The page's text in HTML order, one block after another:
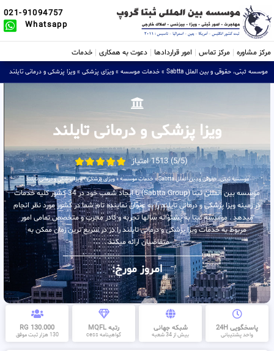
021-91094757
Whatsapp
مرکز مشاوره مرکز تماس امور قراردادها دعوت به همکاری خدمات
موسسه ثبتی، حقوقی و بین الملل Sabtta » خدمات موسسه » ویزای پزشکی » ویزا پزشکی و درمانی تایلند
ویزا پزشکی و درمانی تایلند
(5/5) 1513 امتیاز
موسسه ثبتی، حقوقی و بین الملل Sabtta »خدمات موسسه»ویزای پزشکی»ویزا پزشکی و درمانی تایلند
موسسه بین المللی ثبتا (Sabtta Group) با ایجاد شعب خود در 34 کشور کلیه خدمات
در زمینه ویزا پزشکی و درمانی تایلند را به عنوان نماینده تام شما در کشور مورد نظر انجام
میدهد . موسسه ثبتا به پشتوانه سالها تجربه و کادر مجرب و متخصص تمامی امور
مربوط به خدمات ویزا پزشکی و درمانی تایلند را در در سریع ترین زمان ممکن به
متقاضیان ارائه میکند .
امروز مورخ:
پاسخگویی 24H
واحد پشتیبانی
شبکه جهانی
بیش از 34 شعبه
رتبه MQFL
گواهینامه cess
130.000 RG
130 هزار ثبت موفق